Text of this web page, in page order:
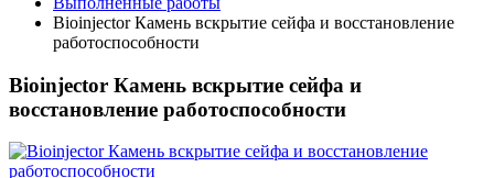
Bioinjector Камень вскрытие сейфа и восстановление
работоспособности
Bioinjector Камень вскрытие сейфа и
восстановление работоспособности